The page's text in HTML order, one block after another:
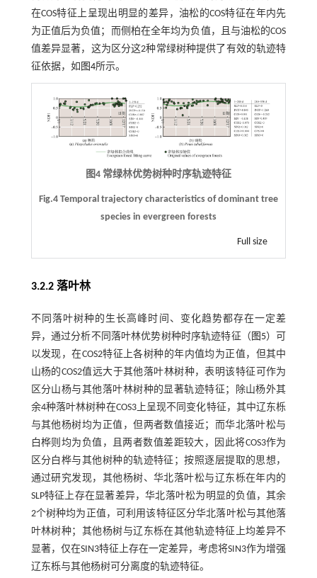
在COS特征上呈现出明显的差异，油松的COS特征在年内先
为正值后为负值；而侧柏在全年均为负值，且与油松的COS
值差异显著，这为区分这2种常绿树种提供了有效的轨迹特
征依据，如 图4所示。
图4 常绿林优势树种时序轨迹特征
Fig.4 Temporal trajectory characteristics of dominant tree
species in evergreen forests
Full size
3.2.2 落叶林
不同落叶树种的生长高峰时间、变化趋势都存在一定差
异，通过分析不同落叶林优势树种时序轨迹特征（ 图5）可
以发现，在COS2特征上各树种的年内值均为正值，但其中
山杨的COS2值远大于其他落叶林树种，表明该特征可作为
区分山杨与其他落叶林树种的显著轨迹特征；除山杨外其
余4种落叶林树种在COS3上呈现不同变化特征，其中辽东栎
与其他杨树均为正值，但两者数值接近；而华北落叶松与
白桦则均为负值，且两者数值差距较大，因此将COS3作为
区分白桦与其他树种的轨迹特征；按照逐层提取的思想，
通过研究发现，其他杨树、华北落叶松与辽东栎在年内的
SLP特征上存在显著差异，华北落叶松为明显的负值，其余
2个树种均为正值，可利用该特征区分华北落叶松与其他落
叶林树种；其他杨树与辽东栎在其他轨迹特征上均差异不
显著，仅在SIN3特征上存在一定差异，考虑将SIN3作为增强
辽东栎与其他杨树可分离度的轨迹特征。